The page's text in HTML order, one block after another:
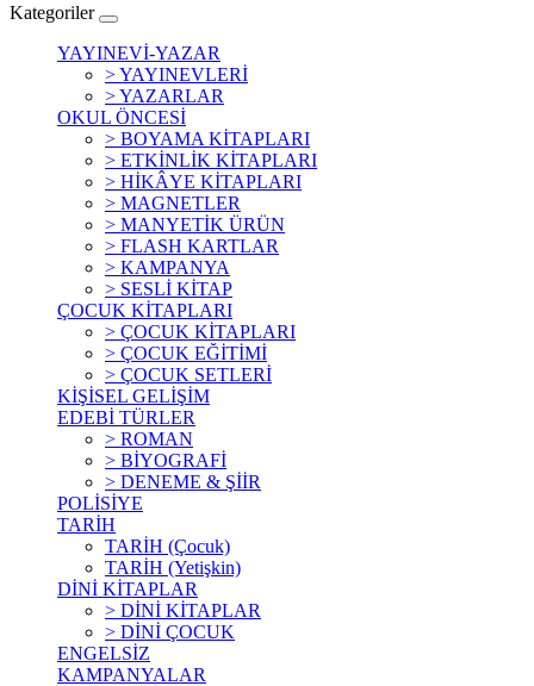
Kategoriler
YAYINEVİ-YAZAR
> YAYINEVLERİ
> YAZARLAR
OKUL ÖNCESİ
> BOYAMA KİTAPLARI
> ETKİNLİK KİTAPLARI
> HİKÂYE KİTAPLARI
> MAGNETLER
> MANYETİK ÜRÜN
> FLASH KARTLAR
> KAMPANYA
> SESLİ KİTAP
ÇOCUK KİTAPLARI
> ÇOCUK KİTAPLARI
> ÇOCUK EĞİTİMİ
> ÇOCUK SETLERİ
KİŞİSEL GELİŞİM
EDEBİ TÜRLER
> ROMAN
> BİYOGRAFİ
> DENEME & ŞİİR
POLİSİYE
TARİH
TARİH (Çocuk)
TARİH (Yetişkin)
DİNİ KİTAPLAR
> DİNİ KİTAPLAR
> DİNİ ÇOCUK
ENGELSİZ
KAMPANYALAR